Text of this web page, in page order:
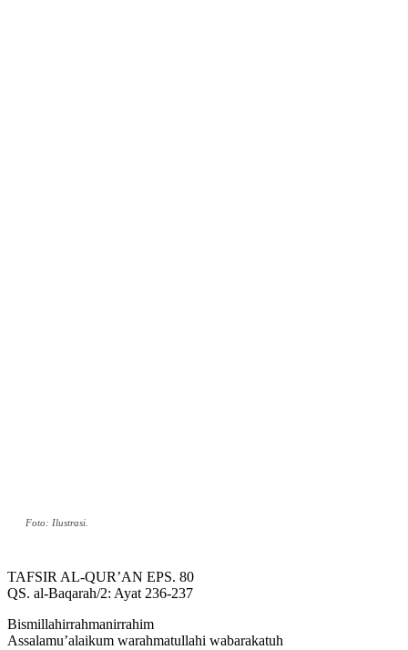
Foto: Ilustrasi.
TAFSIR AL-QUR’AN EPS. 80
QS. al-Baqarah/2: Ayat 236-237
Bismillahirrahmanirrahim
Assalamu’alaikum warahmatullahi wabarakatuh